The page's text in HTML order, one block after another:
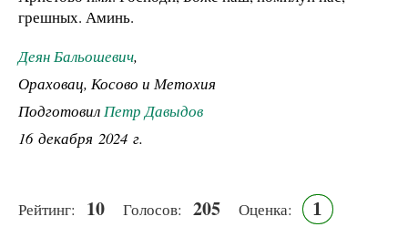
грешных. Аминь.
Деян Бальошевич,
Ораховац, Косово и Метохия
ПодготовилПетр Давыдов
16 декабря 2024 г.
Рейтинг: 10 Голосов: 205 Оценка: 1